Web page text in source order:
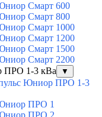
Смарт 600
Смарт 800
Смарт 1000
Смарт 1200
Смарт 1500
Смарт 2200
ПРО 1-3 кВа
▼
Юниор ПРО 1-3
ПРО 1